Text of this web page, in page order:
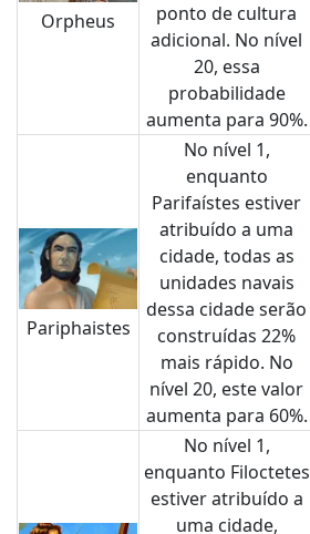
Orpheus
ponto de cultura
adicional. No nível
20, essa
probabilidade
aumenta para 90%.
Pariphaistes
No nível 1,
enquanto
Parifaístes estiver
atribuído a uma
cidade, todas as
unidades navais
dessa cidade serão
construídas 22%
mais rápido. No
nível 20, este valor
aumenta para 60%.
No nível 1,
enquanto Filoctetes
estiver atribuído a
uma cidade,